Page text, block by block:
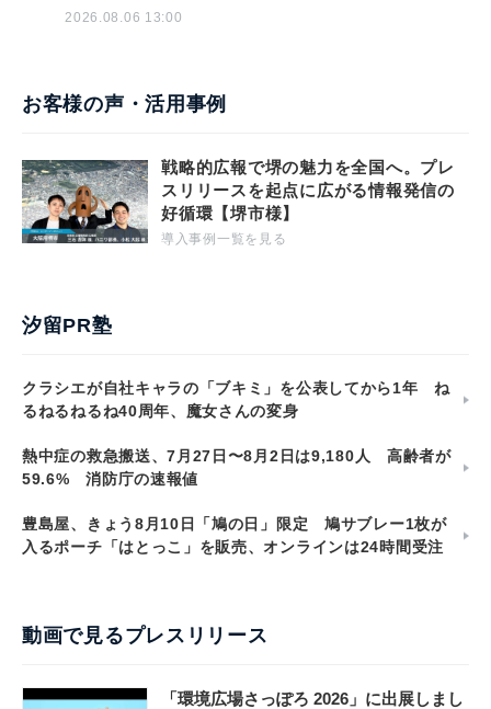
2026.08.06 13:00
お客様の声・活用事例
戦略的広報で堺の魅力を全国へ。プレ
スリリースを起点に広がる情報発信の
好循環【堺市様】
導入事例一覧を見る
汐留PR塾
クラシエが自社キャラの「ブキミ」を公表してから1年 ね
るねるねるね40周年、魔女さんの変身
熱中症の救急搬送、7月27日〜8月2日は9,180人 高齢者が
59.6% 消防庁の速報値
豊島屋、きょう8月10日「鳩の日」限定 鳩サブレー1枚が
入るポーチ「はとっこ」を販売、オンラインは24時間受注
動画で見るプレスリリース
「環境広場さっぽろ 2026」に出展しまし